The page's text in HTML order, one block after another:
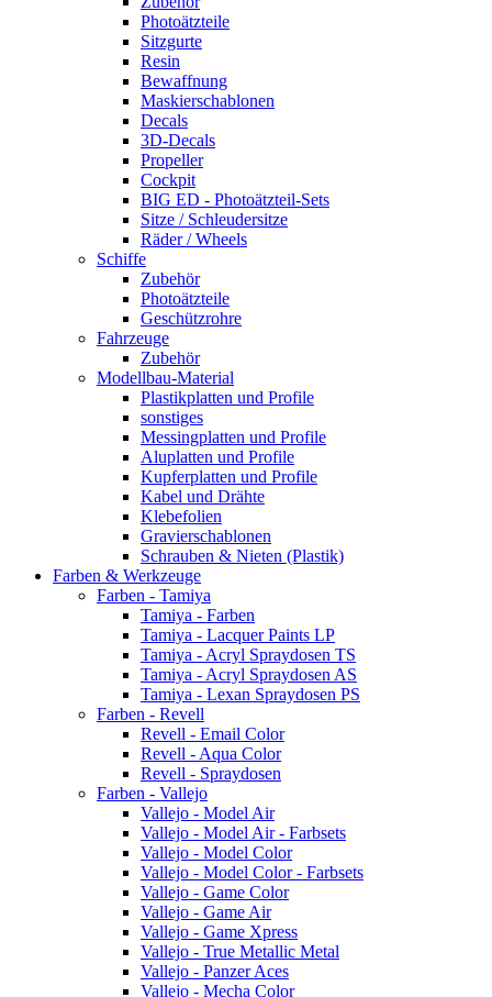
Photoätzteile
Sitzgurte
Resin
Bewaffnung
Maskierschablonen
Decals
3D-Decals
Propeller
Cockpit
BIG ED - Photoätzteil-Sets
Sitze / Schleudersitze
Räder / Wheels
Schiffe
Zubehör
Photoätzteile
Geschützrohre
Fahrzeuge
Zubehör
Modellbau-Material
Plastikplatten und Profile
sonstiges
Messingplatten und Profile
Aluplatten und Profile
Kupferplatten und Profile
Kabel und Drähte
Klebefolien
Gravierschablonen
Schrauben & Nieten (Plastik)
Farben & Werkzeuge
Farben - Tamiya
Tamiya - Farben
Tamiya - Lacquer Paints LP
Tamiya - Acryl Spraydosen TS
Tamiya - Acryl Spraydosen AS
Tamiya - Lexan Spraydosen PS
Farben - Revell
Revell - Email Color
Revell - Aqua Color
Revell - Spraydosen
Farben - Vallejo
Vallejo - Model Air
Vallejo - Model Air - Farbsets
Vallejo - Model Color
Vallejo - Model Color - Farbsets
Vallejo - Game Color
Vallejo - Game Air
Vallejo - Game Xpress
Vallejo - True Metallic Metal
Vallejo - Panzer Aces
Vallejo - Mecha Color